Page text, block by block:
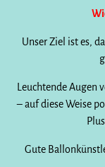
Unser Ziel ist es,
Leuchtende Augen
– auf diese Weise
Gute